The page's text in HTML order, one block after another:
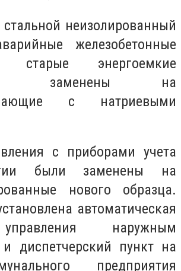
неизолированный
железобетонные
энергоемкие
заменены на
с натриевыми
с приборами учета
были заменены на
нового образца.
автоматическая
наружным
диспетчерский пункт на
предприятия